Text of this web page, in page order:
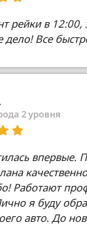
рейки в 12:00,
дело! Все
2 уровня
впервые.
Работают
я буду
авто. До